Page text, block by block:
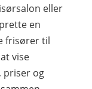
eller
en
frisører til
vise
priser og